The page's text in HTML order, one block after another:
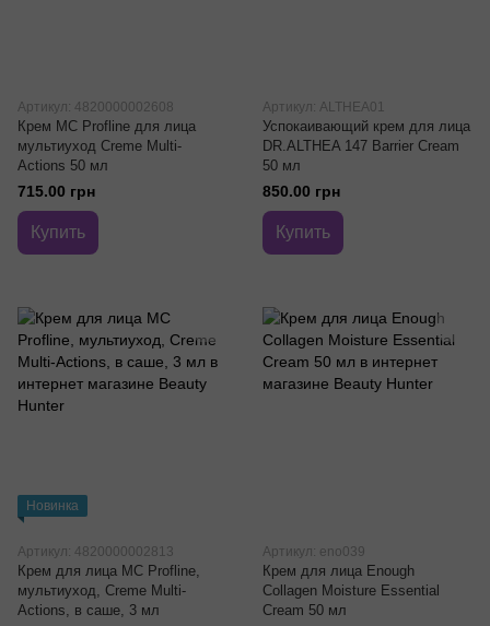
Артикул: 4820000002608
Крем MC Profline для лица
мультиуход Creme Multi-
Actions 50 мл
715.00 грн
Купить
Артикул: ALTHEA01
Успокаивающий крем для лица
DR.ALTHEA 147 Barrier Cream
50 мл
850.00 грн
Купить
Новинка
Артикул: 4820000002813
Крем для лица MC Profline,
мультиуход, Creme Multi-
Actions, в саше, 3 мл
Артикул: eno039
Крем для лица Enough
Collagen Moisture Essential
Cream 50 мл